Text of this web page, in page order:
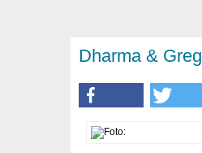
Dharma & Greg